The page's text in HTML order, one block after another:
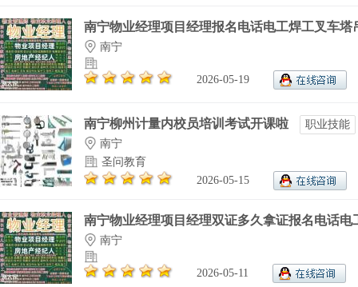
南宁物业经理项目经理报名电话电工焊工叉车塔
南宁
2026-05-19
南宁柳州计量内校员培训考试开课啦
职业技能
南宁
圣问教育
2026-05-15
南宁物业经理项目经理双证多久拿证报名电话电
南宁
2026-05-11